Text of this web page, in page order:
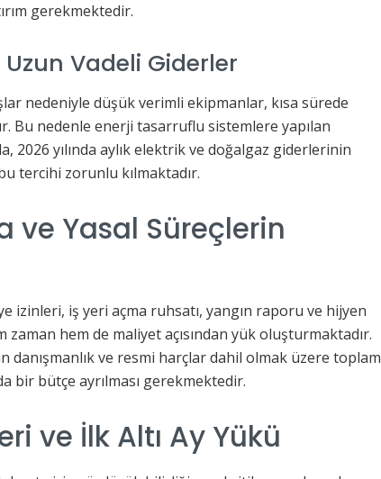
gerekmektedir.
Vadeli Giderler
nedeniyle düşük verimli ekipmanlar, kısa sürede
Bu nedenle enerji tasarruflu sistemlere yapılan
2026 yılında aylık elektrik ve doğalgaz giderlerinin
tercihi zorunlu kılmaktadır.
ve Yasal Süreçlerin
izinleri, iş yeri açma ruhsatı, yangın raporu ve hijyen
hem de maliyet açısından yük oluşturmaktadır.
danışmanlık ve resmi harçlar dahil olmak üzere toplam
bir bütçe ayrılması gerekmektedir.
ve İlk Altı Ay Yükü